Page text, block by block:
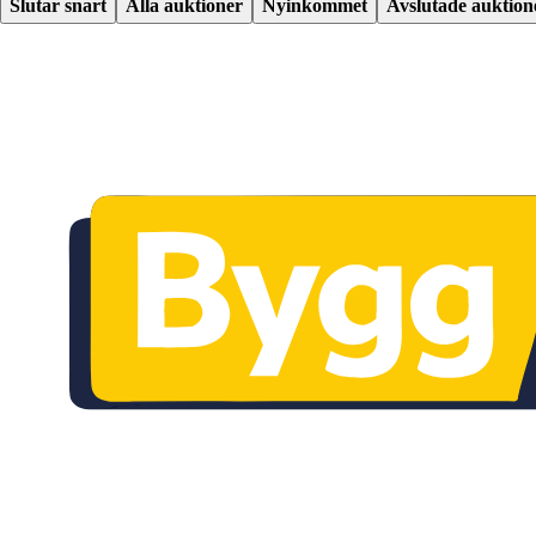
Slutar snart Alla auktioner Nyinkommet Avslutade